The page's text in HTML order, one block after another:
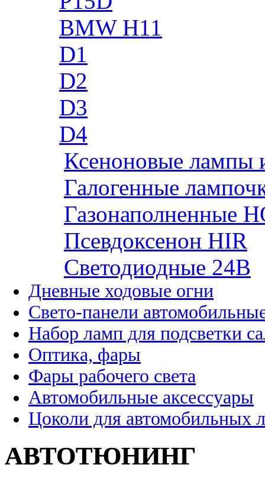
BMW H11
D1
D2
D3
D4
Ксеноновые лампы
Галогенные
Газонаполненные
Псевдоксенон HIR
Cветодиодные 24B
Дневные ходовые огни
Свето-панели
Набор ламп для подсветки
Оптика, фары
Фары рабочего света
Автомобильные аксессуары
Цоколи для автомобильных
АВТОТЮНИНГ